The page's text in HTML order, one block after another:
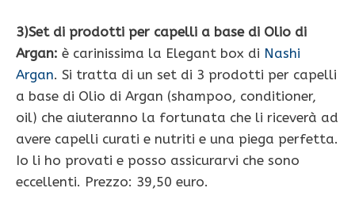
3)Set di prodotti per capelli a base di Olio di
Argan: è carinissima la Elegant box di Nashi
Argan. Si tratta di un set di 3 prodotti per capelli
a base di Olio di Argan (shampoo, conditioner,
oil) che aiuteranno la fortunata che li riceverà ad
avere capelli curati e nutriti e una piega perfetta.
Io li ho provati e posso assicurarvi che sono
eccellenti. Prezzo: 39,50 euro.